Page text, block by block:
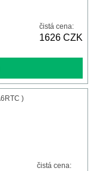
čistá cena:
1626 CZK
čistá cena: